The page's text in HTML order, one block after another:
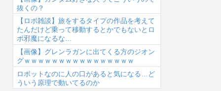
8/6 10:33 2026/8/6 10:23 2026/8/6 09:53
抜くの？
【ロボ雑談】旅をするタイプの作品を考えて
たんだけど乗って移動するとかでもないとロ
ボ邪魔になるな…
【画像】グレンラガンに出てくる方のジオン
グｗｗｗｗｗｗｗｗｗｗｗｗｗｗｗｗ
ロボットなのに人の口があると気になる…ど
ういう原理で動いてるのか